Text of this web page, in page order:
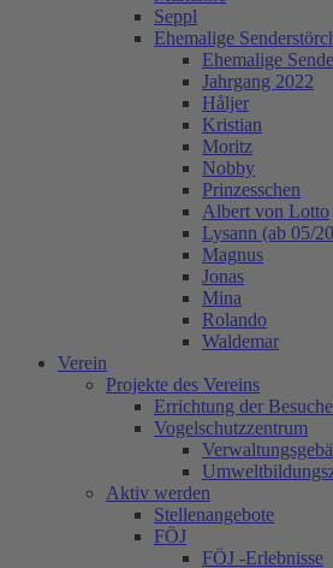
Seppl
Ehemalige
Ehemalige
Jahrgang 2022
Håljer
Kristian
Moritz
Nobby
Prinzesschen
Albert von Lotto
Lysann (ab 05/
Magnus
Jonas
Mina
Rolando
Waldemar
Verein
Projekte des Vereins
Errichtung der
Vogelschutzzentrum
Aktiv werden
Stellenangebote
FÖJ
FÖJ -Erlebnisse